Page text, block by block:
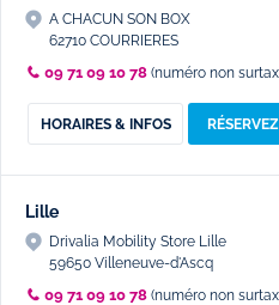
A CHACUN SON BOX
62710 COURRIERES
09 71 09 10 78 (numéro non
HORAIRES & INFOS
Lille
Drivalia Mobility Store Lille
59650 Villeneuve-d'Ascq
09 71 09 10 78 (numéro non